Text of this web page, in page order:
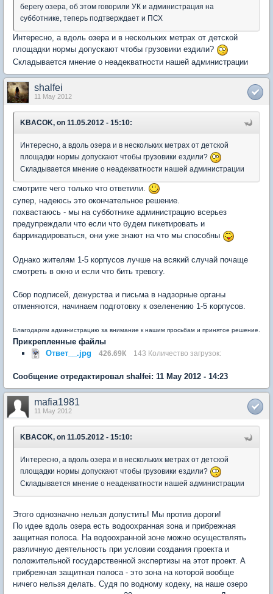
берегу озера, об этом говорили УК и администрация на
субботнике, теперь подтверждает и ПСХ
Интересно, а вдоль озера и в нескольких метрах от детской
площадки нормы допускают чтобы грузовики ездили?
Складывается мнение о неадекватности нашей администрации
shalfei
11 May 2012
KBACOK, on 11.05.2012 - 15:10:
Интересно, а вдоль озера и в нескольких метрах от детской
площадки нормы допускают чтобы грузовики ездили?
Складывается мнение о неадекватности нашей администрации
смотрите чего только что ответили.
супер, надеюсь это окончательное решение.
похвастаюсь - мы на субботнике администрацию всерьез
предупреждали что если что будем пикетировать и
баррикадироваться, они уже знают на что мы способны
Однако жителям 1-5 корпусов лучше на всякий случай почаще
смотреть в окно и если что бить тревогу.
Сбор подписей, дежурства и письма в надзорные органы
отменяются, начинаем подготовку к озеленению 1-5 корпусов.
Благодарим администрацию за внимание к нашим просьбам и принятое решение.
Прикрепленные файлы
Ответ__.jpg
426.69К 143 Количество загрузок:
Сообщение отредактировал shalfei: 11 May 2012 - 14:23
mafia1981
11 May 2012
KBACOK, on 11.05.2012 - 15:10:
Интересно, а вдоль озера и в нескольких метрах от детской
площадки нормы допускают чтобы грузовики ездили?
Складывается мнение о неадекватности нашей администрации
Этого однозначно нельзя допустить! Мы против дороги!
По идее вдоль озера есть водоохранная зона и прибрежная
защитная полоса. На водоохранной зоне можно осуществлять
различную деятельность при условии создания проекта и
положительной государственной экспертизы на этот проект. А
прибрежная защитная полоса - это зона на которой вообще
ничего нельзя делать. Судя по водному кодеку, на наше озеро